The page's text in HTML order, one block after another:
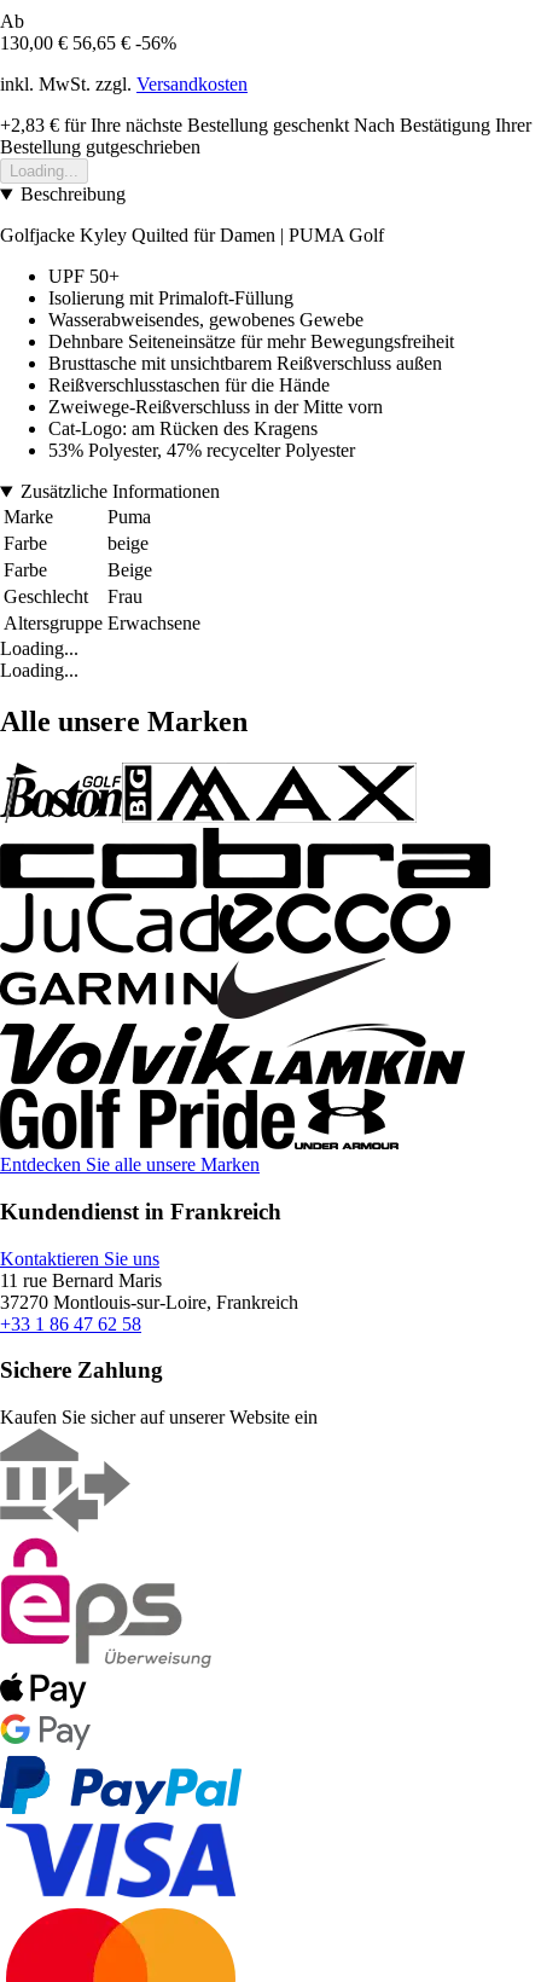
Ab
130,00 € 56,65 € -56%
inkl. MwSt. zzgl. Versandkosten
+2,83 € für Ihre nächste Bestellung geschenkt Nach Bestätigung Ihrer
Bestellung gutgeschrieben
Loading...
Beschreibung
Golfjacke Kyley Quilted für Damen | PUMA Golf
UPF 50+
Isolierung mit Primaloft-Füllung
Wasserabweisendes, gewobenes Gewebe
Dehnbare Seiteneinsätze für mehr Bewegungsfreiheit
Brusttasche mit unsichtbarem Reißverschluss außen
Reißverschlusstaschen für die Hände
Zweiwege-Reißverschluss in der Mitte vorn
Cat-Logo: am Rücken des Kragens
53% Polyester, 47% recycelter Polyester
Zusätzliche Informationen
Marke
Puma
Farbe
beige
Farbe
Beige
Geschlecht
Frau
Altersgruppe Erwachsene
Loading...
Loading...
Alle unsere Marken
Entdecken Sie alle unsere Marken
Kundendienst in Frankreich
Kontaktieren Sie uns
11 rue Bernard Maris
37270 Montlouis-sur-Loire, Frankreich
+33 1 86 47 62 58
Sichere Zahlung
Kaufen Sie sicher auf unserer Website ein